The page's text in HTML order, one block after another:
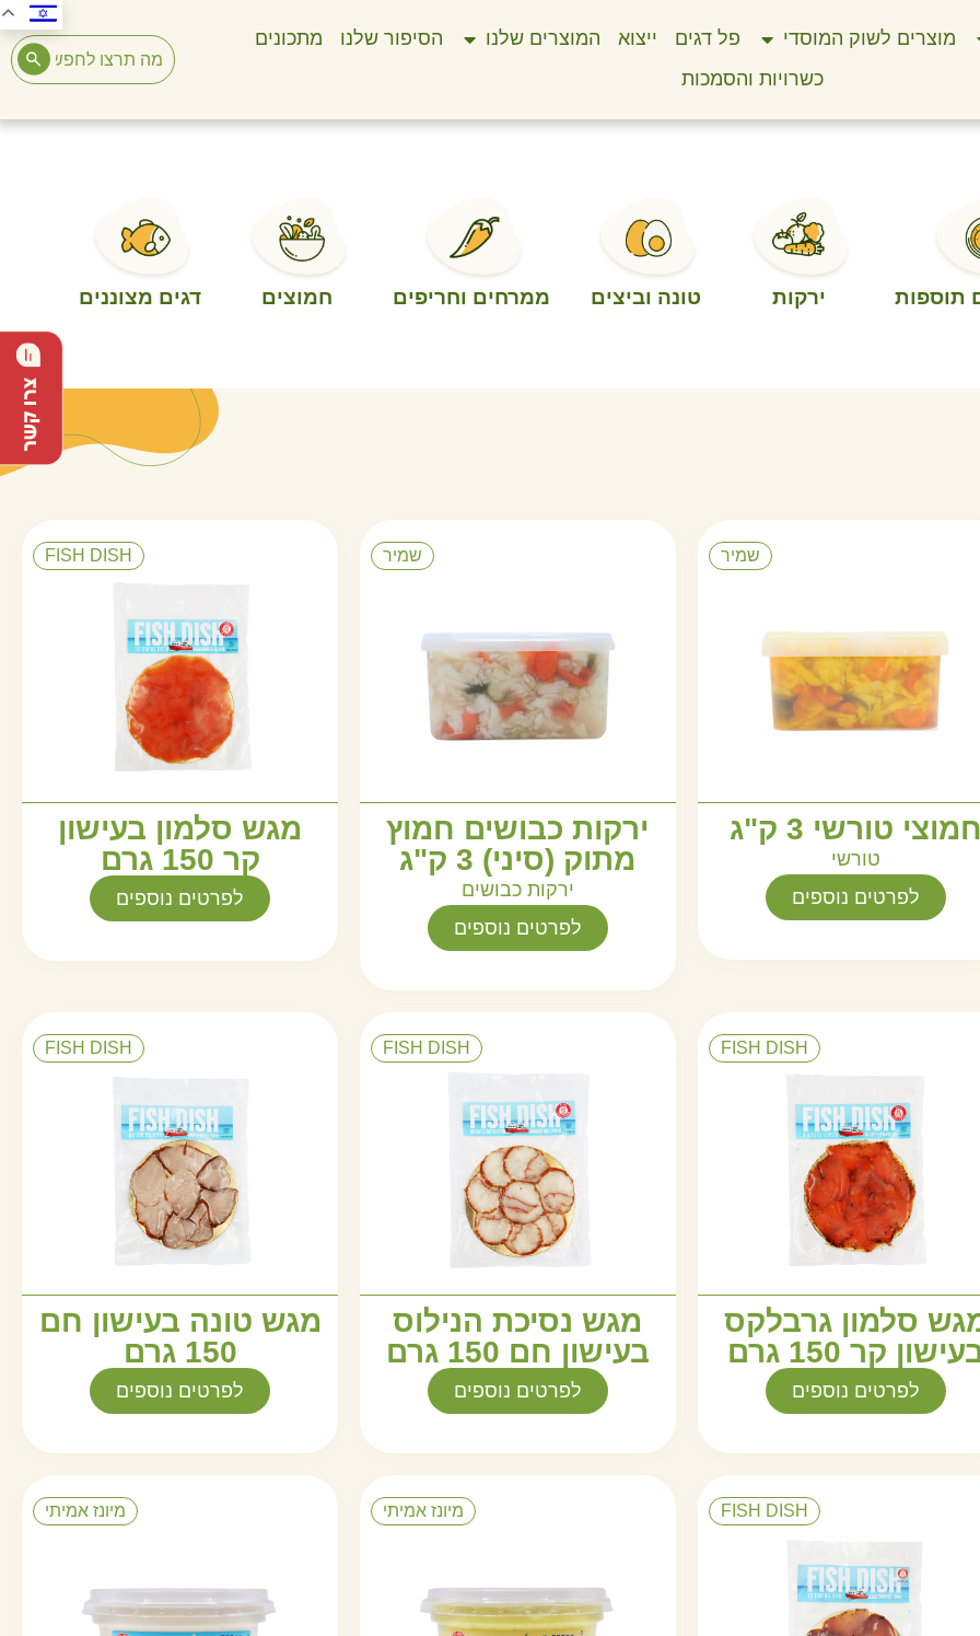
מוצרים לשוק המוסדי פל דגים ייצוא המוצרים שלנו הסיפור שלנו
מתכונים
כשרויות והסמכות
תוספות ירקות טונה וביצים ממרחים וחריפים חמוצים דגים מצוננים
שמיר
טורשי 3 ק"ג
טורשי
לפרטים נוספים
שמיר
ירקות כבושים חמוץ
מתוק (סיני) 3 ק"ג
ירקות כבושים
לפרטים נוספים
FISH DISH
מגש סלמון בעישון
קר 150 גרם
לפרטים נוספים
FISH DISH
סלמון גרבלקס
קר 150 גרם
לפרטים נוספים
FISH DISH
מגש נסיכת הנילוס
בעישון חם 150 גרם
לפרטים נוספים
FISH DISH
מגש טונה בעישון חם
150 גרם
לפרטים נוספים
FISH DISH מיונז אמיתי מיונז אמיתי